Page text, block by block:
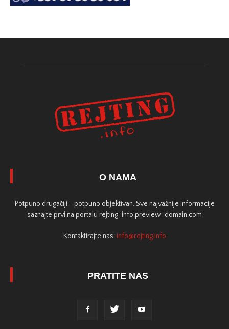
O NAMA
Potpuno drugačiji - potpuno objektivan. Sve najvažnije informacije
saznajte prvi na portalu rejting-info.preview-domain.com
Kontaktirajte nas: info@rejting.info
PRATITE NAS